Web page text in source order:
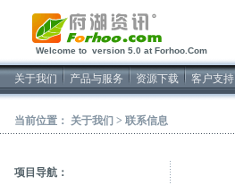
Welcome to version 5.0 at Forhoo.Com
关于我们 产品与服务 资源下载 客户支持
当前位置： 关于我们 > 联系信息
项目导航：